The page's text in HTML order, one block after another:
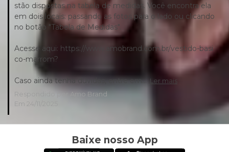
stão dispostas na tabela de medidas. Você encontra ela
em dois locais: passando as fotos para o lado ou clicando
no botão "Tabela de Medidas".
Acesse aqui: https://www.amobrand.com.br/vestido-basi
co-marrom?
Caso ainda tenha dúvidas, entre em...Ler mais
Respondido por Amo Brand
Em 24/11/2025
Baixe nosso App